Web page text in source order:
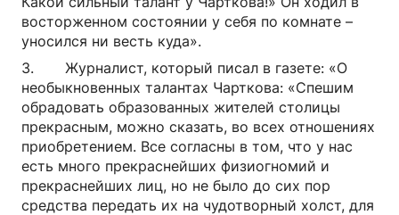
восторженном состоянии у себя по комнате –
уносился ни весть куда».
3. Журналист, который писал в газете: «О
необыкновенных талантах Чарткова: «Спешим
обрадовать образованных жителей столицы
прекрасным, можно сказать, во всех отношениях
приобретением. Все согласны в том, что у нас
есть много прекраснейших физиогномий и
прекраснейших лиц, но не было до сих пор
средства передать их на чудотворный холст, для